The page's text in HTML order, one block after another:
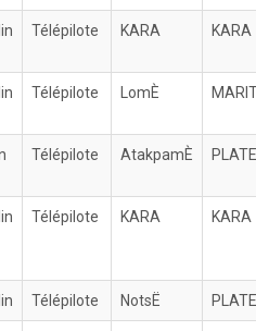
Télépilote KARA KARA
Télépilote LomÈ
Télépilote AtakpamÈ
Télépilote KARA KARA
Télépilote NotsË